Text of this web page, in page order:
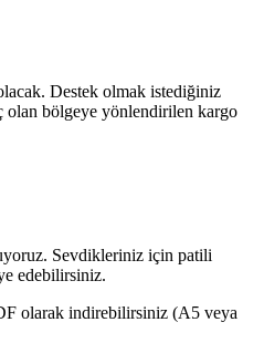
Destek olmak istediğiniz
olan bölgeye yönlendirilen kargo
Sevdikleriniz için patili
edebilirsiniz.
olarak indirebilirsiniz (A5 veya